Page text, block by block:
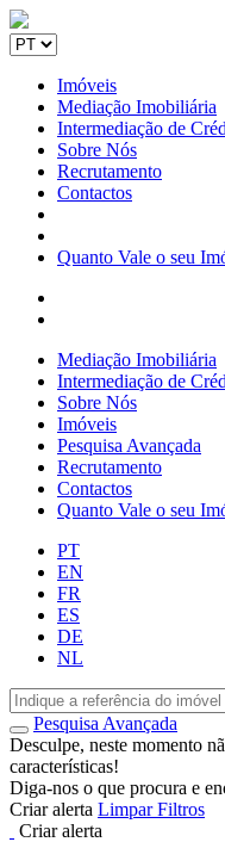
Imóveis
Mediação Imobiliária
Intermediação de
Sobre Nós
Recrutamento
Contactos
Quanto Vale o seu
Mediação Imobiliária
Intermediação de
Sobre Nós
Imóveis
Pesquisa Avançada
Recrutamento
Contactos
Quanto Vale o seu
PT
EN
FR
ES
DE
NL
Pesquisa Avançada
Desculpe, neste momento
características!
Diga-nos o que procura e
Criar alerta Limpar Filtros
Criar alerta